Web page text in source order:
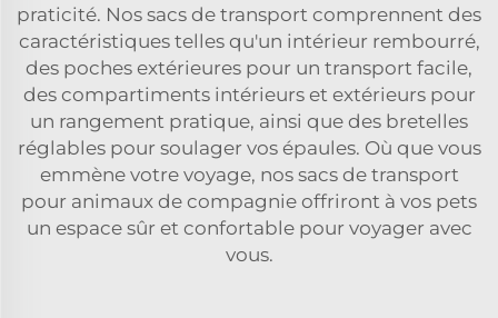
praticité. Nos sacs de transport comprennent des
caractéristiques telles qu'un intérieur rembourré,
des poches extérieures pour un transport facile,
des compartiments intérieurs et extérieurs pour
un rangement pratique, ainsi que des bretelles
réglables pour soulager vos épaules. Où que vous
emmène votre voyage, nos sacs de transport
pour animaux de compagnie offriront à vos pets
un espace sûr et confortable pour voyager avec
vous.